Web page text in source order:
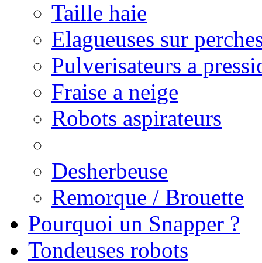
Taille haie
Elagueuses sur
Pulverisateurs a
Fraise a neige
Robots aspirateurs
Desherbeuse
Remorque / Brouette
Pourquoi un Snapper ?
Tondeuses robots